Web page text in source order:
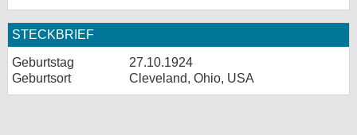
STECKBRIEF
Geburtstag
27.10.1924
Geburtsort
Cleveland, Ohio, USA